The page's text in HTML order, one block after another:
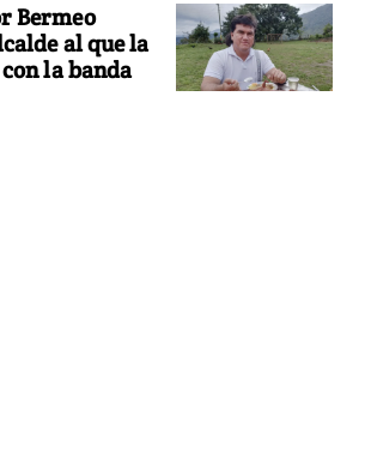
Bermeo
al que la
la banda